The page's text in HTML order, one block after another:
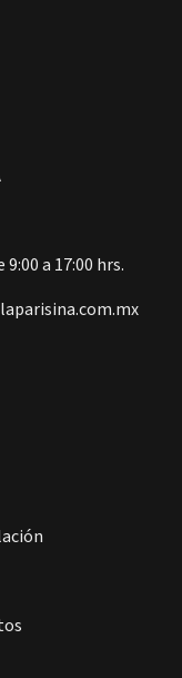
a 17:00 hrs.